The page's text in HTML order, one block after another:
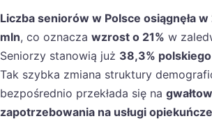
Liczba seniorów w Polsce osiągnęła
mln, co oznacza wzrost o 21% w
Seniorzy stanowią już 38,3%
Tak szybka zmiana struktury
bezpośrednio przekłada się na
zapotrzebowania na usługi opiekuńcze